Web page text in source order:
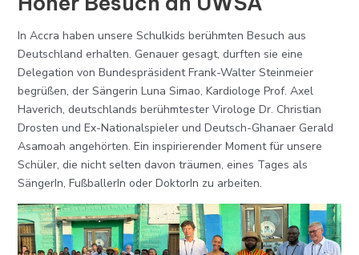
In Accra haben unsere Schulkids berühmten Besuch aus
Deutschland erhalten. Genauer gesagt, durften sie eine
Delegation von Bundespräsident Frank-Walter Steinmeier
begrüßen, der Sängerin Luna Simao, Kardiologe Prof. Axel
Haverich, deutschlands berühmtester Virologe Dr. Christian
Drosten und Ex-Nationalspieler und Deutsch-Ghanaer Gerald
Asamoah angehörten. Ein inspirierender Moment für unsere
Schüler, die nicht selten davon träumen, eines Tages als
SängerIn, FußballerIn oder DoktorIn zu arbeiten.